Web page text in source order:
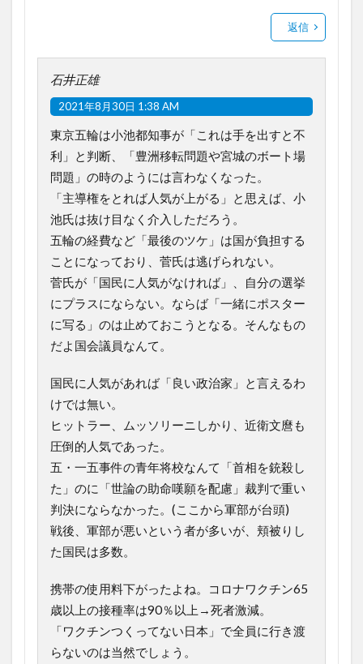
返信
石井正雄
2021年8月30日 1:38 AM
東京五輪は小池都知事が「これは手を出すと不
利」と判断、「豊洲移転問題や宮城のボート場
問題」の時のようには言わなくなった。
「主導権をとれば人気が上がる」と思えば、小
池氏は抜け目なく介入しただろう。
五輪の経費など「最後のツケ」は国が負担する
ことになっており、菅氏は逃げられない。
菅氏が「国民に人気がなければ」、自分の選挙
にプラスにならない。ならば「一緒にポスター
に写る」のは止めておこうとなる。そんなもの
だよ国会議員なんて。
国民に人気があれば「良い政治家」と言えるわ
けでは無い。
ヒットラー、ムッソリーニしかり、近衛文麿も
圧倒的人気であった。
五・一五事件の青年将校なんて「首相を銃殺し
た」のに「世論の助命嘆願を配慮」裁判で重い
判決にならなかった。(ここから軍部が台頭)
戦後、軍部が悪いという者が多いが、頬被りし
た国民は多数。
携帯の使用料下がったよね。コロナワクチン65
歳以上の接種率は90％以上→死者激減。
「ワクチンつくってない日本」で全員に行き渡
らないのは当然でしょう。